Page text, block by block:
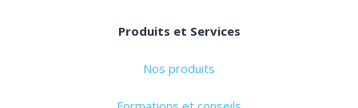
Produits et Services
Nos produits